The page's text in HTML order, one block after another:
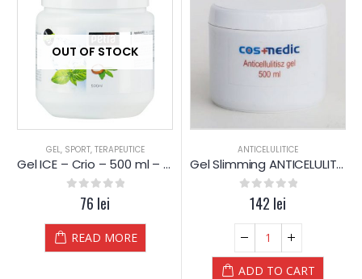
OUT OF STOCK
GEL, SPORT, TERAPEUTICE
Gel ICE – Crio – 500 ml – CosMedic – Petra
out of 5
76 lei
READ MORE
ANTICELULITICE
Gel Slimming ANTICELULITA (non-termic) – 500 ml – CosMedic
out of 5
142 lei
ADD TO CART